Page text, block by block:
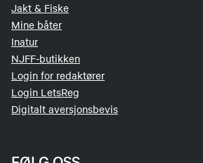
Jakt & Fiske
Mine båter
Inatur
NJFF-butikken
Login for redaktører
Login LetsReg
Digitalt aversjonsbevis